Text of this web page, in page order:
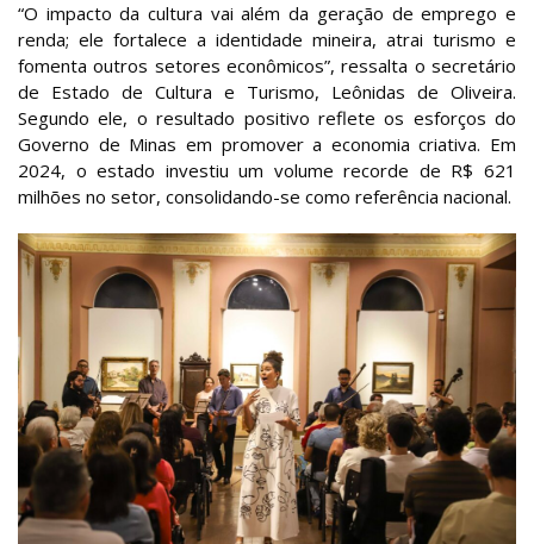
“O impacto da cultura vai além da geração de emprego e
renda; ele fortalece a identidade mineira, atrai turismo e
fomenta outros setores econômicos”, ressalta o secretário
de Estado de Cultura e Turismo, Leônidas de Oliveira.
Segundo ele, o resultado positivo reflete os esforços do
Governo de Minas em promover a economia criativa. Em
2024, o estado investiu um volume recorde de R$ 621
milhões no setor, consolidando-se como referência nacional.